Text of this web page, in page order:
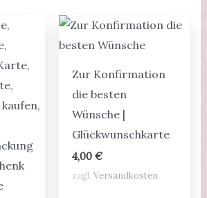
Zur Konfirmation
die besten
Wünsche |
Glückwunschkarte
4,00€
zzgl.Versandkosten